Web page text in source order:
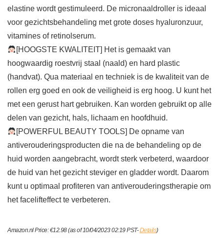
elastine wordt gestimuleerd. De micronaaldroller is ideaal
voor gezichtsbehandeling met grote doses hyaluronzuur,
vitamines of retinolserum.
[HOOGSTE KWALITEIT] Het is gemaakt van
hoogwaardig roestvrij staal (naald) en hard plastic
(handvat). Qua materiaal en techniek is de kwaliteit van de
rollen erg goed en ook de veiligheid is erg hoog. U kunt het
met een gerust hart gebruiken. Kan worden gebruikt op alle
delen van gezicht, hals, lichaam en hoofdhuid.
[POWERFUL BEAUTY TOOLS] De opname van
antiverouderingsproducten die na de behandeling op de
huid worden aangebracht, wordt sterk verbeterd, waardoor
de huid van het gezicht steviger en gladder wordt. Daarom
kunt u optimaal profiteren van antiverouderingstherapie om
het facelifteffect te verbeteren.
Amazon.nl Price:€12.98(as of 10/04/2023 02:19 PST-Details)